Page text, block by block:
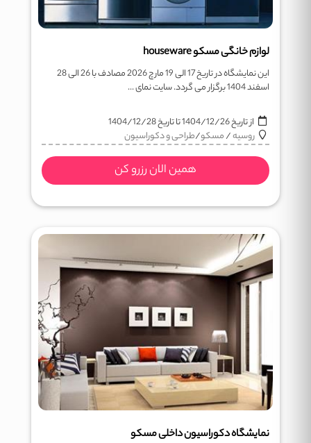
لوازم خانگی مسکو houseware
این نمایشگاه در تاریخ 17 الی 19 مارچ 2026 مصادف با 26 الی 28
اسفند 1404 برگزار می گردد. سایت نمای ...
از تاریخ1404/12/26تا تاریخ1404/12/28
روسیه/مسکو/طراحی و دکوراسیون
همین الان رزرو کن
نمایشگاه دکوراسیون داخلی مسکو